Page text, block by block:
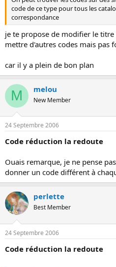
code de ce type pour tous les
correspondance
je te propose de modifier le
mettre d'autres codes mais pas
car il y a plein de bon plan
M melou
New Member
24 Septembre 2006
Code réduction la redoute
Ouais remarque, je ne pense
donner un code différent à
perlette
Best Member
24 Septembre 2006
Code réduction la redoute